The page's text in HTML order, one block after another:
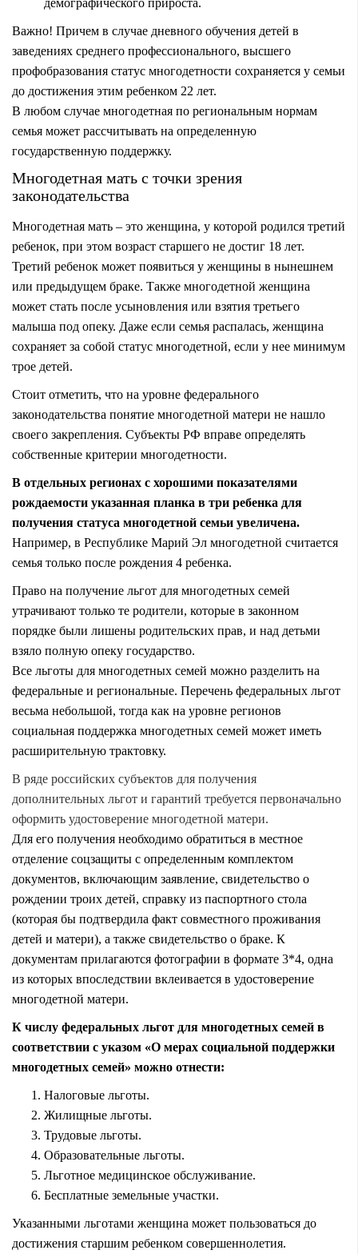
Важно! Причем в случае дневного обучения детей в
заведениях среднего профессионального, высшего
профобразования статус многодетности сохраняется у семьи
до достижения этим ребенком 22 лет.
В любом случае многодетная по региональным нормам
семья может рассчитывать на определенную
государственную поддержку.
Многодетная мать с точки зрения
законодательства
Многодетная мать – это женщина, у которой родился третий
ребенок, при этом возраст старшего не достиг 18 лет.
Третий ребенок может появиться у женщины в нынешнем
или предыдущем браке. Также многодетной женщина
может стать после усыновления или взятия третьего
малыша под опеку. Даже если семья распалась, женщина
сохраняет за собой статус многодетной, если у нее минимум
трое детей.
Стоит отметить, что на уровне федерального
законодательства понятие многодетной матери не нашло
своего закрепления. Субъекты РФ вправе определять
собственные критерии многодетности.
В отдельных регионах с хорошими показателями
рождаемости указанная планка в три ребенка для
получения статуса многодетной семьи увеличена.
Например, в Республике Марий Эл многодетной считается
семья только после рождения 4 ребенка.
Право на получение льгот для многодетных семей
утрачивают только те родители, которые в законном
порядке были лишены родительских прав, и над детьми
взяло полную опеку государство.
Все льготы для многодетных семей можно разделить на
федеральные и региональные. Перечень федеральных льгот
весьма небольшой, тогда как на уровне регионов
социальная поддержка многодетных семей может иметь
расширительную трактовку.
В ряде российских субъектов для получения
дополнительных льгот и гарантий требуется первоначально
оформить удостоверение многодетной матери.
Для его получения необходимо обратиться в местное
отделение соцзащиты с определенным комплектом
документов, включающим заявление, свидетельство о
рождении троих детей, справку из паспортного стола
(которая бы подтвердила факт совместного проживания
детей и матери), а также свидетельство о браке. К
документам прилагаются фотографии в формате 3*4, одна
из которых впоследствии вклеивается в удостоверение
многодетной матери.
К числу федеральных льгот для многодетных семей в
соответствии с указом «О мерах социальной поддержки
многодетных семей» можно отнести:
Налоговые льготы.
Жилищные льготы.
Трудовые льготы.
Образовательные льготы.
Льготное медицинское обслуживание.
Бесплатные земельные участки.
Указанными льготами женщина может пользоваться до
достижения старшим ребенком совершеннолетия.